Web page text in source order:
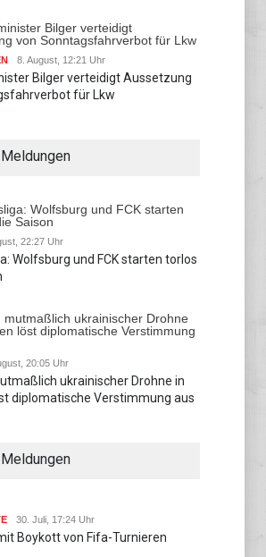
8. August, 12:21 Uhr
Bilger verteidigt Aussetzung
für Lkw
22:27 Uhr
Wolfsburg und FCK starten torlos
20:05 Uhr
ukrainischer Drohne in
diplomatische Verstimmung aus
30. Juli, 17:24 Uhr
Boykott von Fifa-Turnieren